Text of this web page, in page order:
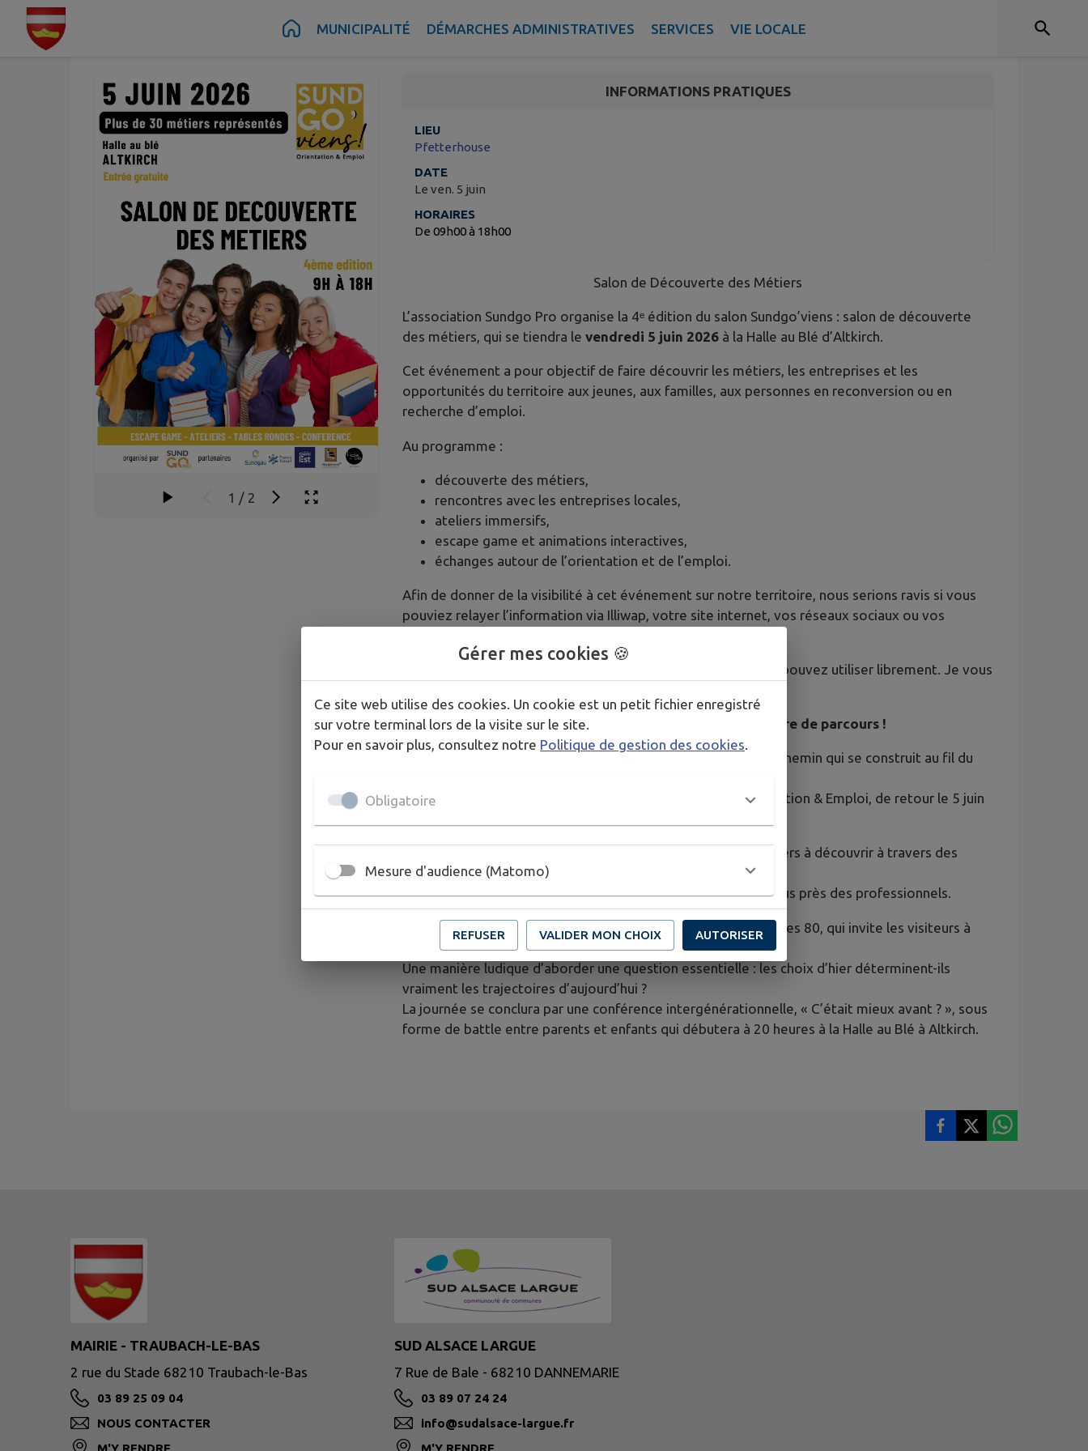
Contenu Pied de page MUNICIPALITÉ DÉMARCHES ADMINISTRATIVES SERVICES VIE LOCALE
1 / 2
INFORMATIONS PRATIQUES
LIEU
Pfetterhouse
DATE
Le ven. 5 juin
HORAIRES
De 09h00 à 18h00
Salon de Découverte des Métiers
L’association Sundgo Pro organise la 4ᵉ édition du salon Sundgo’viens : salon de découverte
des métiers, qui se tiendra le vendredi 5 juin 2026 à la Halle au Blé d’Altkirch.
Cet événement a pour objectif de faire découvrir les métiers, les entreprises et les
opportunités du territoire aux jeunes, aux familles, aux personnes en reconversion ou en
recherche d’emploi.
Au programme :
découverte des métiers,
rencontres avec les entreprises locales,
ateliers immersifs,
escape game et animations interactives,
échanges autour de l’orientation et de l’emploi.
Afin de donner de la visibilité à cet événement sur notre territoire, nous serions ravis si vous
pouviez relayer l’information via Illiwap, votre site internet, vos réseaux sociaux ou vos
Vous trouverez ci-dessous un texte prêt à l’emploi que vous pouvez utiliser librement. Je vous
Sundgo’viens 2026 : quand l’orientation devient une histoire de parcours !
Et si choisir un métier n’était pas une décision figée, mais un chemin qui se construit au fil du
C’est l’approche proposée par le salon Sundgo’viens ! Orientation & Emploi, de retour le 5 juin
Gratuit et ouvert à tous, l’événement réunira plus de 30 métiers à découvrir à travers des
échanges, des démonstrations et des ateliers immersifs.
Une occasion concrète d’explorer les réalités du terrain, au plus près des professionnels.
Originalité de cette édition : un escape game inspiré des années 80, qui invite les visiteurs à
interroger les exposants pour retracer des parcours de vie.
Une manière ludique d’aborder une question essentielle : les choix d’hier déterminent-ils
vraiment les trajectoires d’aujourd’hui ?
La journée se conclura par une conférence intergénérationnelle, « C’était mieux avant ? », sous
forme de battle entre parents et enfants qui débutera à 20 heures à la Halle au Blé à Altkirch.
MAIRIE - TRAUBACH-LE-BAS
2 rue du Stade 68210 Traubach-le-Bas
03 89 25 09 04
NOUS CONTACTER
M'Y RENDRE
SUD ALSACE LARGUE
7 Rue de Bale - 68210 DANNEMARIE
03 89 07 24 24
info@sudalsace-largue.fr
M'Y RENDRE
Gérer mes cookies 🍪
Ce site web utilise des cookies. Un cookie est un petit fichier enregistré
sur votre terminal lors de la visite sur le site.
Pour en savoir plus, consultez notre Politique de gestion des cookies.
Obligatoire
Mesure d'audience (Matomo)
REFUSER VALIDER MON CHOIX AUTORISER